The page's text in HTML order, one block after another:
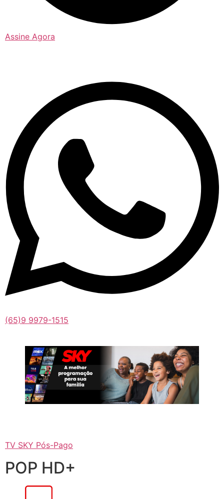
Assine Agora
(65)9 9979-1515
TV SKY Pós-Pago
POP HD+